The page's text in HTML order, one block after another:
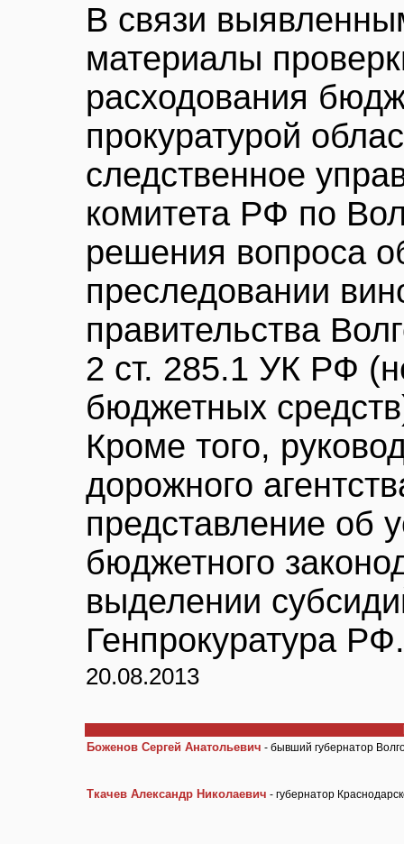
В связи
материалы
расходования
прокуратурой
следственное
комитета РФ по
решения вопроса
преследовании
правительства
2 ст. 285.1 УК РФ
бюджетных
Кроме того,
дорожного
представление об
бюджетного
выделении
Генпрокуратура РФ.
20.08.2013
Боженов Сергей Анатольевич - бывший губернатор
Ткачев Александр Николаевич - губернатор